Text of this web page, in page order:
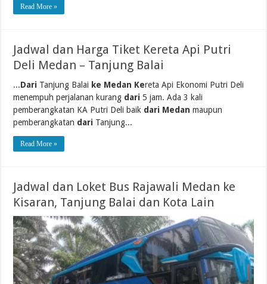
Read More »
Jadwal dan Harga Tiket Kereta Api Putri
Deli Medan – Tanjung Balai
...Dari Tanjung Balai ke Medan Kereta Api Ekonomi Putri Deli
menempuh perjalanan kurang dari 5 jam. Ada 3 kali
pemberangkatan KA Putri Deli baik dari Medan maupun
pemberangkatan dari Tanjung...
Read More »
Jadwal dan Loket Bus Rajawali Medan ke
Kisaran, Tanjung Balai dan Kota Lain